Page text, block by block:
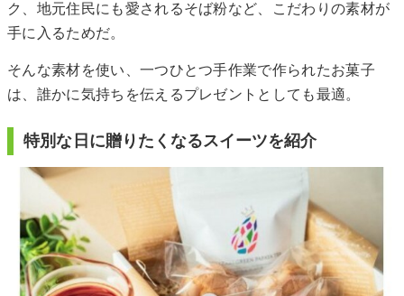
ク、地元住民にも愛されるそば粉など、こだわりの素材が
手に入るためだ。
そんな素材を使い、一つひとつ手作業で作られたお菓子
は、誰かに気持ちを伝えるプレゼントとしても最適。
特別な日に贈りたくなるスイーツを紹介